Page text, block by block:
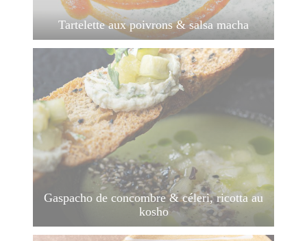
Tartelette aux poivrons & salsa macha
Gaspacho de concombre & céleri, ricotta au
kosho